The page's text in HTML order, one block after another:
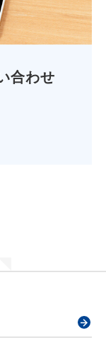
合わせ